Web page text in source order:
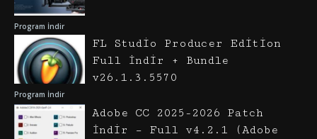
Program İndir
Program İndir
FL Studio Producer Edition
Full İndir + Bundle
v26.1.3.5570
Adobe CC 2025-2026 Patch
İndir – Full v4.2.1 (Adobe